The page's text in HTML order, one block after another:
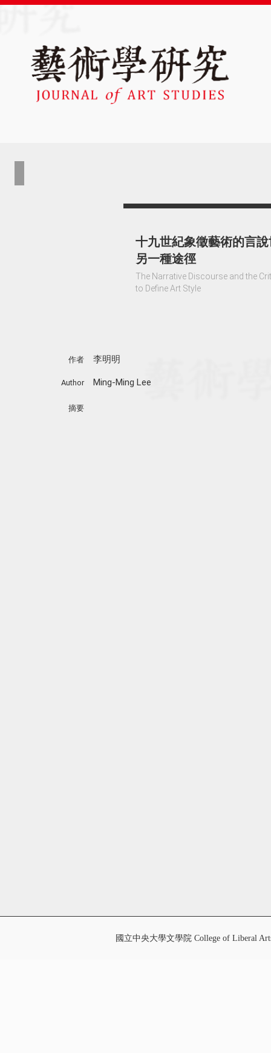
十九世紀象徵藝術的言
另一種途徑
The Narrative Discourse and the
to Define Art Style
作者 李明明
Author Ming-Ming Lee
摘要
國立中央大學文學院 College of Liberal